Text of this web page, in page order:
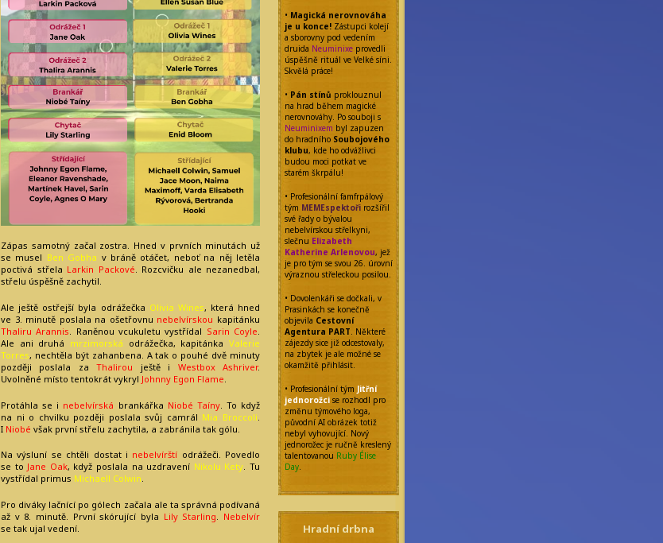
Zápas samotný začal zostra. Hned v prvních minutách už
se musel Ben Gobha v bráně otáčet, neboť na něj letěla
poctivá střela Larkin Packové. Rozcvičku ale nezanedbal,
střelu úspěšně zachytil.
Ale ještě ostřejší byla odrážečka Olivia Wines, která hned
ve 3. minutě poslala na ošetřovnu nebelvírskou kapitánku
Thaliru Arannis . Raněnou vcukuletu vystřídal Sarin Coyle
Ale ani druhá mrzimorská odrážečka, kapitánka Valerie
Torres, nechtěla být zahanbena. A tak o pouhé dvě minuty
později poslala zaThalirou ještě i Westbox Ashriver.
Uvolněné místo tentokrát vykryl Johnny Egon Flame
Protáhla se i nebelvírská brankářka Niobé Taíny. To když
na ni o chvilku později poslala svůj camrál Mia Broccoli
I Niobé však první střelu zachytila, a zabránila tak gólu.
Na výsluní se chtěli dostat i nebelvírští odrážeči. Povedlo
se to Jane Oak, když poslala na uzdravení Nikolu Kety. Tu
vystřídal primus Michaell Colwin.
Pro diváky lačnící po gólech začala ale ta správná podívaná
až v 8. minutě. První skórující byla Lily Starling
Nebelvír
se tak ujal vedení.
• Magická nerovnováha
je u konce! Zástupci kolejí
a sborovny pod vedením
druida Neuminixe provedli
úspěšně rituál ve Velké síni.
Skvělá práce!
• Pán stínů proklouznul
na hrad během magické
nerovnováhy. Po souboji s
Neuminixem byl zapuzen
do hradního Soubojového
klubu, kde ho odvážlivci
budou moci potkat ve
starém škrpálu!
• Profesionální famfrpálový
tým MEMEspektoři rozšířil
své řady o bývalou
nebelvírskou střelkyni,
slečnu Elizabeth
Katherine Arlenovou, jež
je pro tým se svou 26. úrovní
výraznou střeleckou posilou.
• Dovolenkáři se dočkali, v
Prasinkách se konečně
objevila Cestovní
Agentura PART. Některé
zájezdy sice již odcestovaly,
na zbytek je ale možné se
okamžitě přihlásit.
• Profesionální tým Jitřní
jednorožci se rozhodl pro
změnu týmového loga,
původní AI obrázek totiž
nebyl vyhovující. Nový
jednorožec je ručně kreslený
talentovanou Ruby Élise
Day.
Hradní drbna